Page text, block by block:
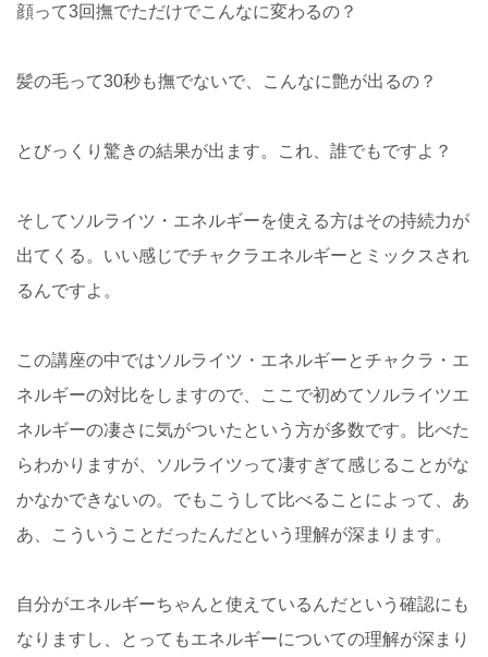
顔って3回撫でただけでこんなに変わるの？
髪の毛って30秒も撫でないで、こんなに艶が出るの？
とびっくり驚きの結果が出ます。これ、誰でもですよ？
そしてソルライツ・エネルギーを使える方はその持続力が
出てくる。いい感じでチャクラエネルギーとミックスされ
るんですよ。
この講座の中ではソルライツ・エネルギーとチャクラ・エ
ネルギーの対比をしますので、ここで初めてソルライツエ
ネルギーの凄さに気がついたという方が多数です。比べた
らわかりますが、ソルライツって凄すぎて感じることがな
かなかできないの。でもこうして比べることによって、あ
あ、こういうことだったんだという理解が深まります。
自分がエネルギーちゃんと使えているんだという確認にも
なりますし、とってもエネルギーについての理解が深まり